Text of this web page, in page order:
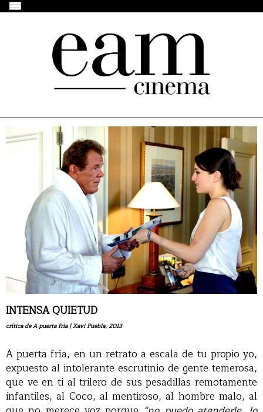
INTENSA QUIETUD
crítica de A puerta fría | Xavi Puebla, 2013
A puerta fría, en un retrato a escala de tu propio yo,
expuesto al intolerante escrutinio de gente temerosa,
que ve en ti al trilero de sus pesadillas remotamente
infantiles, al Coco, al mentiroso, al hombre malo, al